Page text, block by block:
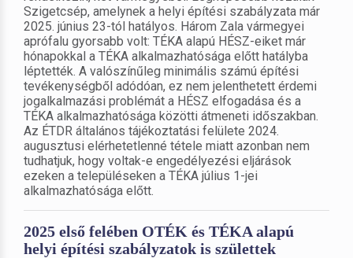
Szigetcsép, amelynek a helyi építési szabályzata már
2025. június 23-tól hatályos. Három Zala vármegyei
aprófalu gyorsabb volt: TÉKA alapú HÉSZ-eiket már
hónapokkal a TÉKA alkalmazhatósága előtt hatályba
léptették. A valószínűleg minimális számú építési
tevékenységből adódóan, ez nem jelenthetett érdemi
jogalkalmazási problémát a HÉSZ elfogadása és a
TÉKA alkalmazhatósága közötti átmeneti időszakban.
Az ÉTDR általános tájékoztatási felülete 2024.
augusztusi elérhetetlenné tétele miatt azonban nem
tudhatjuk, hogy voltak-e engedélyezési eljárások
ezeken a településeken a TÉKA július 1-jei
alkalmazhatósága előtt.
2025 első felében OTÉK és TÉKA alapú
helyi építési szabályzatok is születtek